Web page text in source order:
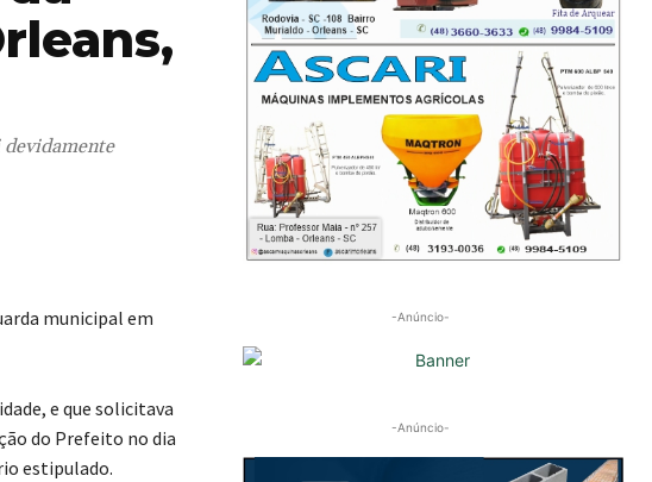
municipal em
e que solicitava
do Prefeito no dia
estipulado.
-Anúncio-
-Anúncio-